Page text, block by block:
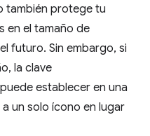
también protege tu
en el tamaño de
futuro. Sin embargo, si
la clave
establecer en una
un solo ícono en lugar